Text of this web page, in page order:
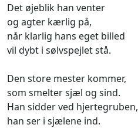
Det øjeblik han venter
og agter kærlig på,
når klarlig hans eget billed
vil dybt i sølvspejlet stå.
Den store mester kommer,
som smelter sjæl og sind.
Han sidder ved hjertegruben,
han ser i sjælene ind.